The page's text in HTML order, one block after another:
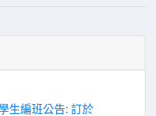
生編班公告: 訂於